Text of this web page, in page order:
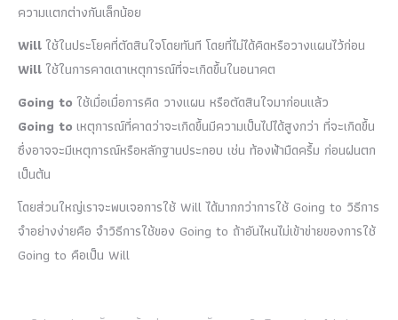
ความแตกต่างกันเล็กน้อย
Will ใช้ในประโยคที่ตัดสินใจโดยทันที โดยที่ไม่ได้คิดหรือวางแผนไว้ก่อน
Will ใช้ในการคาดเดาเหตุการณ์ที่จะเกิดขึ้นในอนาคต
Going to ใช้เมื่อเมื่อการคิด วางแผน หรือตัดสินใจมาก่อนแล้ว
Going to เหตุการณ์ที่คาดว่าจะเกิดขึ้นมีความเป็นไปได้สูงกว่า ที่จะเกิดขึ้น
ซึ่งอาจจะมีเหตุการณ์หรือหลักฐานประกอบ เช่น ท้องฟ้ามืดครึ้ม ก่อนฝนตก
เป็นต้น
โดยส่วนใหญ่เราจะพบเจอการใช้ Will ได้มากกว่าการใช้ Going to วิธีการ
จำอย่างง่ายคือ จำวิธีการใช้ของ Going to ถ้าอันไหนไม่เข้าข่ายของการใช้
Going to คือเป็น Will